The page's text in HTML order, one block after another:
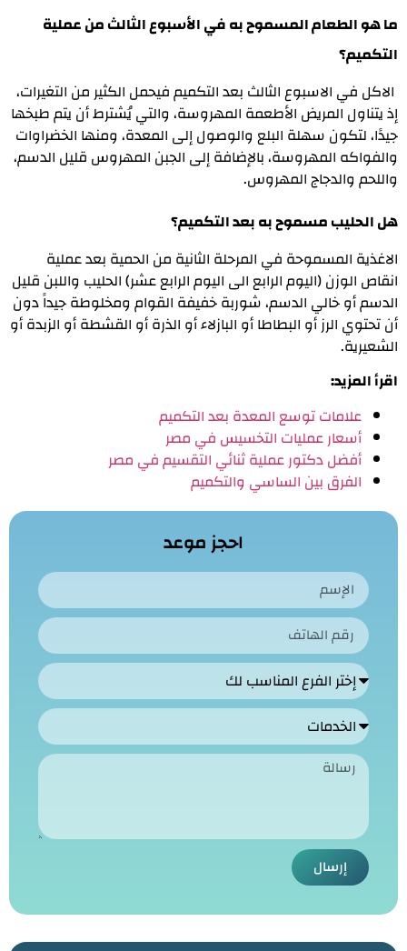
ما هو الطعام المسموح به في الأسبوع الثالث من عملية
التكميم؟
الاكل في الاسبوع الثالث بعد التكميم فيحمل الكثير من التغيرات،
إذ يتناول المريض الأطعمة المهروسة، والتي يُشترط أن يتم طبخها
جيدًا، لتكون سهلة البلع والوصول إلى المعدة، ومنها الخضراوات
والفواكه المهروسة، بالإضافة إلى الجبن المهروس قليل الدسم،
واللحم والدجاج المهروس.
هل الحليب مسموح به بعد التكميم؟
الاغذية المسموحة في المرحلة الثانية من الحمية بعد عملية
انقاص الوزن (اليوم الرابع الى اليوم الرابع عشر) الحليب واللبن قليل
الدسم أو خالي الدسم، شوربة خفيفة القوام ومخلوطة جيداً دون
أن تحتوي الرز أو البطاطا أو البازلاء أو الذرة أو القشطة أو الزبدة أو
الشعيرية.
اقرأ المزيد:
علامات توسع المعدة بعد التكميم
أسعار عمليات التخسيس في مصر
أفضل دكتور عملية ثنائي التقسيم في مصر
الفرق بين الساسي والتكميم
احجز موعد
إرسال